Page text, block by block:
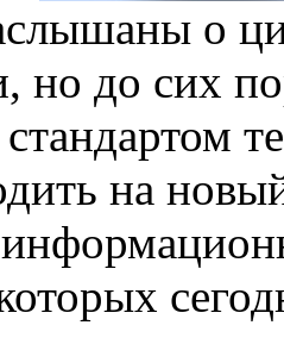
о
но до сих
на